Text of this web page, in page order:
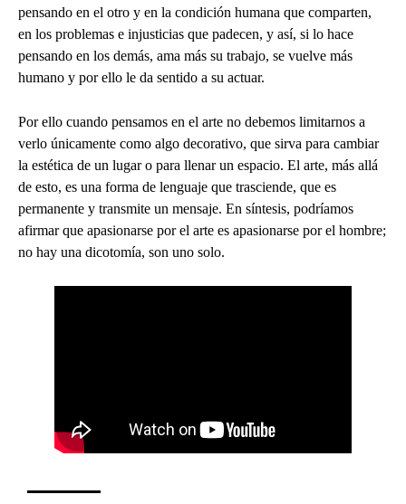
pensando en el otro y en la condición humana que comparten,
en los problemas e injusticias que padecen, y así, si lo hace
pensando en los demás, ama más su trabajo, se vuelve más
humano y por ello le da sentido a su actuar.
Por ello cuando pensamos en el arte no debemos limitarnos a
verlo únicamente como algo decorativo, que sirva para cambiar
la estética de un lugar o para llenar un espacio. El arte, más allá
de esto, es una forma de lenguaje que trasciende, que es
permanente y transmite un mensaje. En síntesis, podríamos
afirmar que apasionarse por el arte es apasionarse por el hombre;
no hay una dicotomía, son uno solo.